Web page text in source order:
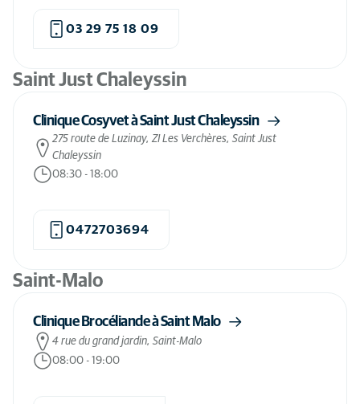
03 29 75 18 09
Saint Just Chaleyssin
Clinique Cosyvet à Saint Just Chaleyssin
275 route de Luzinay, ZI Les Verchères, Saint Just
Chaleyssin
08:30 - 18:00
0472703694
Saint-Malo
Clinique Brocéliande à Saint Malo
4 rue du grand jardin, Saint-Malo
08:00 - 19:00